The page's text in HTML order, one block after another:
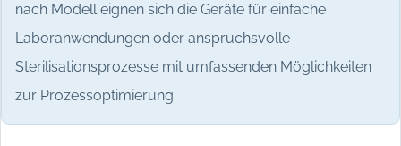
nach Modell eignen sich die Geräte für einfache
Laboranwendungen oder anspruchsvolle
Sterilisationsprozesse mit umfassenden Möglichkeiten
zur Prozessoptimierung.